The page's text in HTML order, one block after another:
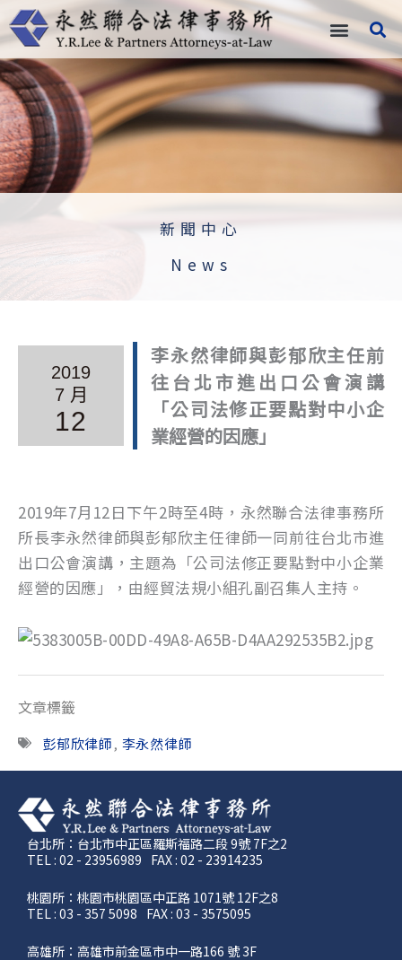
跳
至
主
要
內
容
新聞中心
News
2019
7 月
12
李永然律師與彭郁欣主任前
往台北市進出口公會演講
「公司法修正要點對中小企
業經營的因應」
2019年7月12日下午2時至4時，永然聯合法律事務所
所長李永然律師與彭郁欣主任律師一同前往台北市進
出口公會演講，主題為「公司法修正要點對中小企業
經營的因應」，由經貿法規小組孔副召集人主持。
文章標籤
彭郁欣律師, 李永然律師
台北所：台北市中正區羅斯福路二段 9號 7F之2
TEL : 02 - 23956989 FAX : 02 - 23914235
桃園所：桃園市桃園區中正路 1071號 12F之8
TEL : 03 - 357 5098 FAX : 03 - 3575095
高雄所：高雄市前金區市中一路166 號 3F